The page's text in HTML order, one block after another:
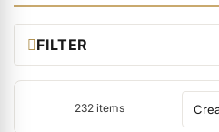
232 items
Sort By
FILTER